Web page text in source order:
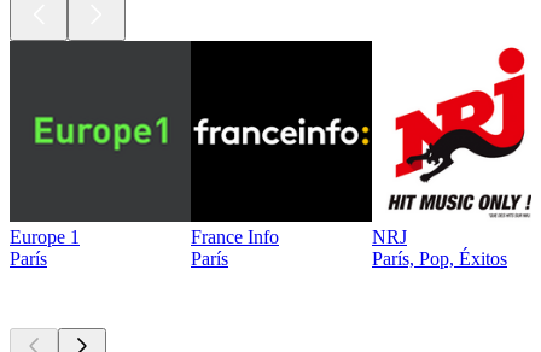
Europe 1
París
France Info
París
NRJ
París, Pop, Éxitos